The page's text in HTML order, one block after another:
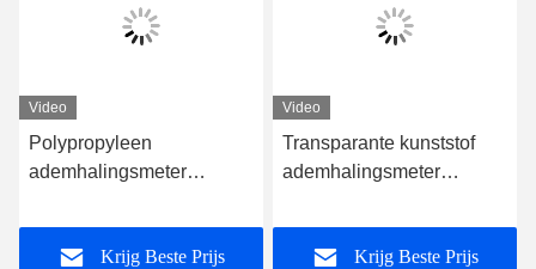
Video
Polypropyleen
ademhalingsmeter
Ergonomisch ontwerp
voor chemischeKrijg Beste Prijs
Video
Transparante kunststof
ademhalingsmeter
Certificering voor contact
met voedselKrijg Beste Prijs